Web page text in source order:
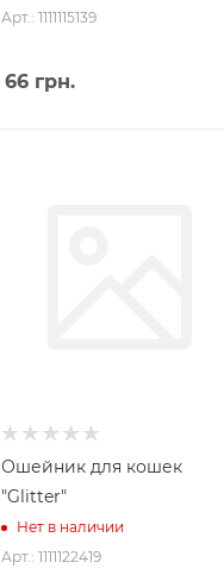
Арт.: 1111115139
66 грн.
Ошейник для кошек
"Glitter"
Нет в наличии
Арт.: 1111122419